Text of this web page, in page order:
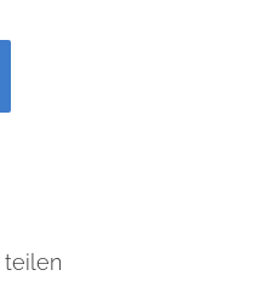
teilen